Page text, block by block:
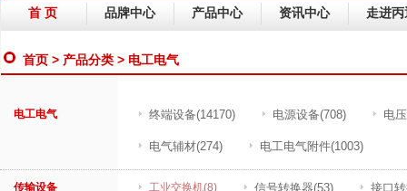
首 页 品牌中心 产品中心 资讯中心 走进丙
首页 > 产品分类 > 电工电气
电工电气 终端设备(14170) 电源设备(708) 电
电气辅材(274) 电工电气附件(1003)
传输设备 工业交换机(8) 信号转换器(53) 接口